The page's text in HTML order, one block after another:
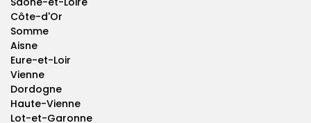
Côte-d'Or
Somme
Aisne
Eure-et-Loir
Vienne
Dordogne
Haute-Vienne
Lot-et-Garonne